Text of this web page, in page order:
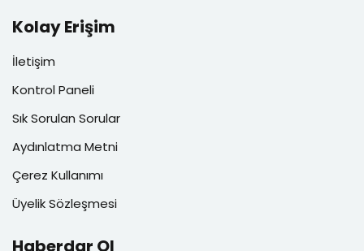
Kolay Erişim
İletişim
Kontrol Paneli
Sık Sorulan Sorular
Aydınlatma Metni
Çerez Kullanımı
Üyelik Sözleşmesi
Haberdar Ol